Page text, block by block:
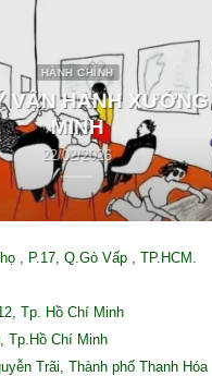
HÀNH CHÍNH
VẬN HÀNH XƯỞNG
MINH
22/02/2026
, P.17, Q.Gò Vấp , TP.HCM.
Tp. Hồ Chí Minh
Tp.Hồ Chí Minh
Trãi, Thành phố Thanh Hóa